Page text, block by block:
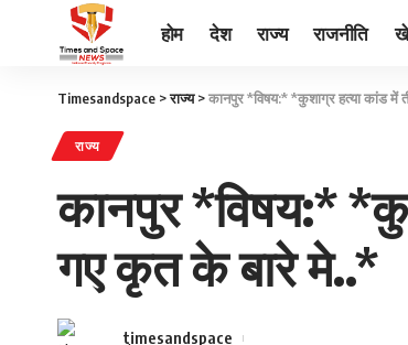
होम देश राज्य राजनीति
Timesandspace >राज्य>कानपुर *विषय:* *कुशाग्र हत्या कांड में
राज्य
कानपुर *विषय:*
गए कृत के बारे मे..*
timesandspace